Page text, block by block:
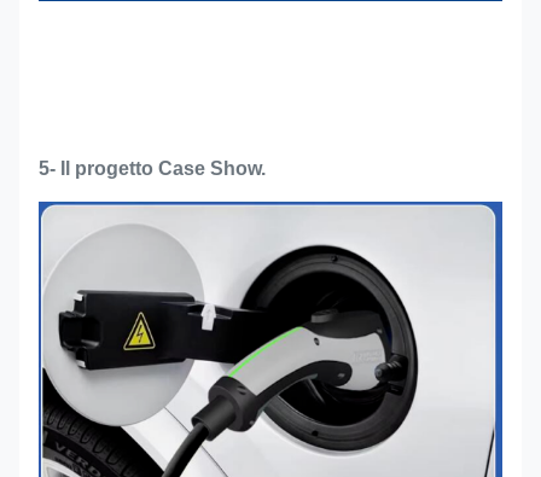
5- Il progetto Case Show.